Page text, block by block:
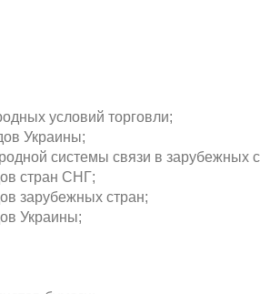
условий торговли;
Украины;
системы связи в зарубежных
стран СНГ;
зарубежных стран;
Украины;